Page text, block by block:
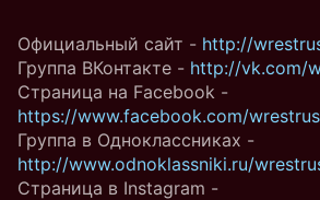
Официальный сайт - http://
Группа ВКонтакте - http://vk.com/
Страница на Facebook -
https://www.facebook.com/wrestrus
Группа в Одноклассниках -
http://www.odnoklassniki.ru/
Страница в Instagram -